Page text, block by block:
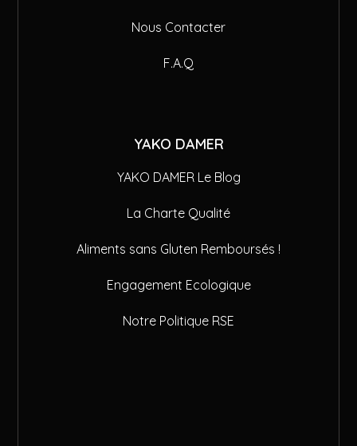
Nous Contacter
F.A.Q
YAKO DAMER
YAKO DAMER Le Blog
La Charte Qualité
Aliments sans Gluten Remboursés !
Engagement Ecologique
Notre Politique RSE